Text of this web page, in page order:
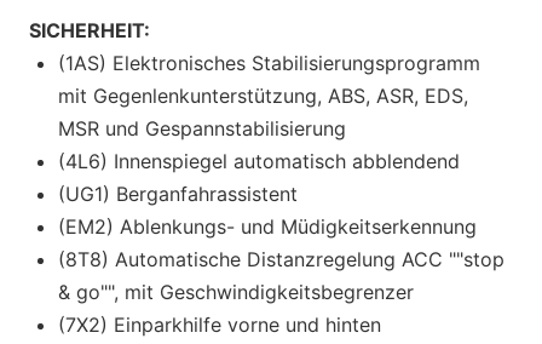
SICHERHEIT:
(1AS) Elektronisches Stabilisierungsprogramm
mit Gegenlenkunterstützung, ABS, ASR, EDS,
MSR und Gespannstabilisierung
(4L6) Innenspiegel automatisch abblendend
(UG1) Berganfahrassistent
(EM2) Ablenkungs- und Müdigkeitserkennung
(8T8) Automatische Distanzregelung ACC ""stop
& go"", mit Geschwindigkeitsbegrenzer
(7X2) Einparkhilfe vorne und hinten